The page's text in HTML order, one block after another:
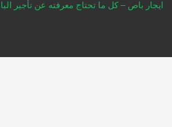
ايجار باص – كل ما تحتاج معرفته عن تأجير